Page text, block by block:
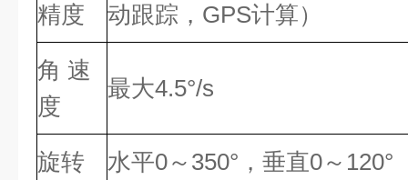
精度
动跟踪，GPS计算）
角 速
度
最大4.5°/s
旋转
水平0～350°，垂直0～120°